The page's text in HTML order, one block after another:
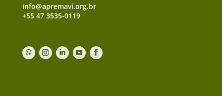
info@apremavi.org.br
+55 47 3535-0119